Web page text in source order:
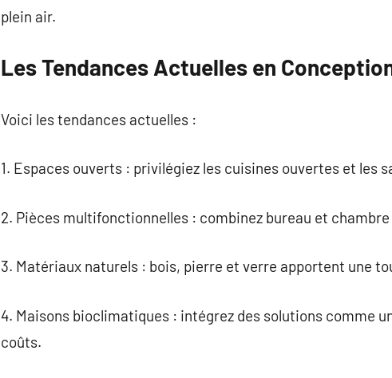
plein air.
Les Tendances Actuelles en
Voici les tendances actuelles :
1. Espaces ouverts : privilégiez les cuisines ouvertes et les
2. Pièces multifonctionnelles : combinez bureau et
3. Matériaux naturels : bois, pierre et verre apportent une
4. Maisons bioclimatiques : intégrez des solutions comme
coûts.